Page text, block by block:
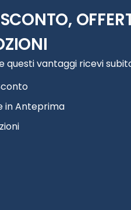
questi vantaggi ricevi
in Anteprima